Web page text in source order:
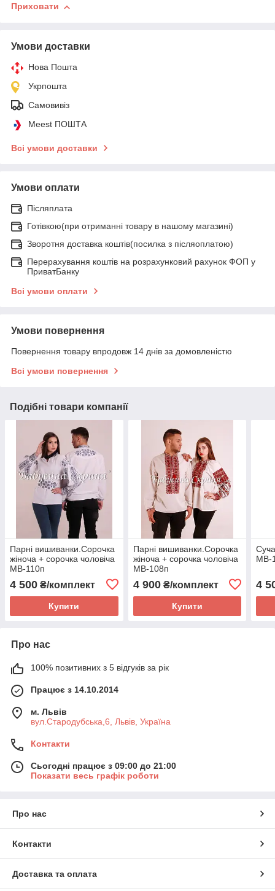
Приховати
Умови доставки
Нова Пошта
Укрпошта
Самовивіз
Meest ПОШТА
Всі умови доставки
Умови оплати
Післяплата
Готівкою(при отриманні товару в нашому магазині)
Зворотня доставка коштів(посилка з післяоплатою)
Перерахування коштів на розрахунковий рахунок ФОП у
ПриватБанку
Всі умови оплати
Умови повернення
Повернення товару впродовж 14 днів за домовленістю
Всі умови повернення
Подібні товари компанії
Парні вишиванки.Сорочка
жіноча + сорочка чоловіча
МВ-110п
4 500 ₴/комплект
Купити
Парні вишиванки.Сорочка
жіноча + сорочка чоловіча
МВ-108п
4 900₴/комплект
Купити
МВ-
4
Про нас
100% позитивних з 5 відгуків за рік
Працює з 14.10.2014
м. Львів
вул.Стародубська,6, Львів, Україна
Контакти
Сьогодні працює з 09:00 до 21:00
Показати весь графік роботи
Про нас
Контакти
Доставка та оплата